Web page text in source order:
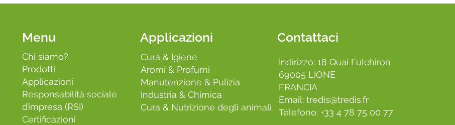
Menu
Chi siamo?
Prodotti
Applicazioni
Responsabilità sociale
d’impresa (RSI)
Certificazioni
Applicazioni
Cura & Igiene
Aromi & Profumi
Manutenzione & Pulizia
Industria & Chimica
Cura & Nutrizione degli animali
Contattaci
Indirizzo: 18 Quai Fulchiron
69005 LIONE
FRANCIA
Email: tredis@tredis.fr
Telefono: +33 4 78 75 00 77